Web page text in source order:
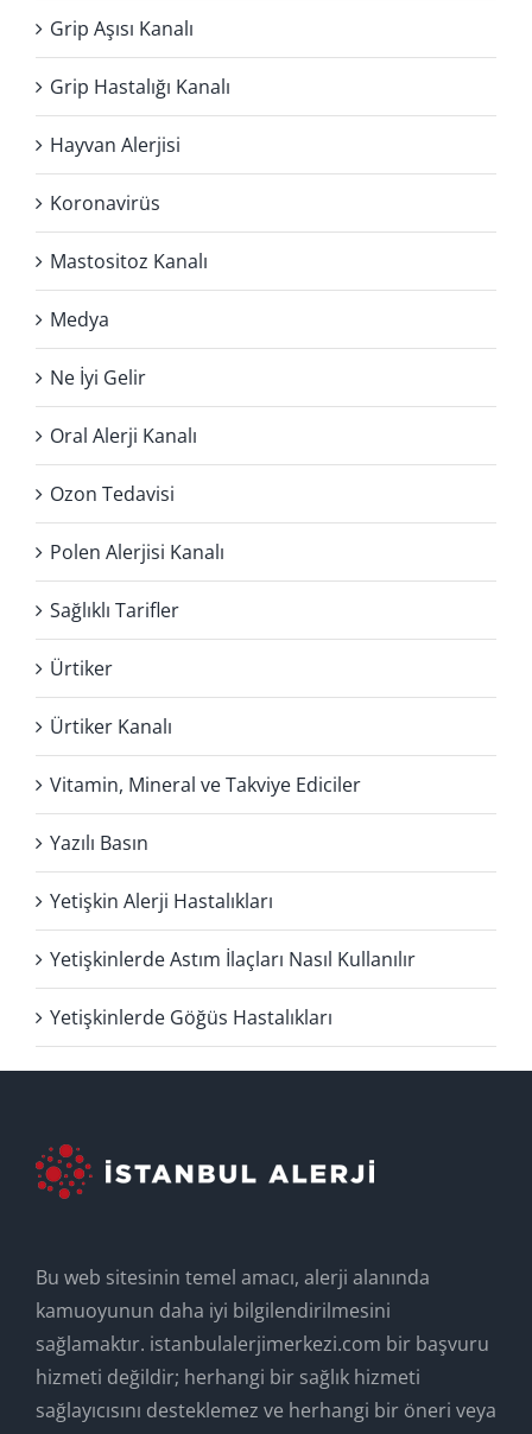
Grip Aşısı Kanalı
Grip Hastalığı Kanalı
Hayvan Alerjisi
Koronavirüs
Mastositoz Kanalı
Medya
Ne İyi Gelir
Oral Alerji Kanalı
Ozon Tedavisi
Polen Alerjisi Kanalı
Sağlıklı Tarifler
Ürtiker
Ürtiker Kanalı
Vitamin, Mineral ve Takviye Ediciler
Yazılı Basın
Yetişkin Alerji Hastalıkları
Yetişkinlerde Astım İlaçları Nasıl Kullanılır
Yetişkinlerde Göğüs Hastalıkları
Bu web sitesinin temel amacı, alerji alanında
kamuoyunun daha iyi bilgilendirilmesini
sağlamaktır. istanbulalerjimerkezi.com bir başvuru
hizmeti değildir; herhangi bir sağlık hizmeti
sağlayıcısını desteklemez ve herhangi bir öneri veya